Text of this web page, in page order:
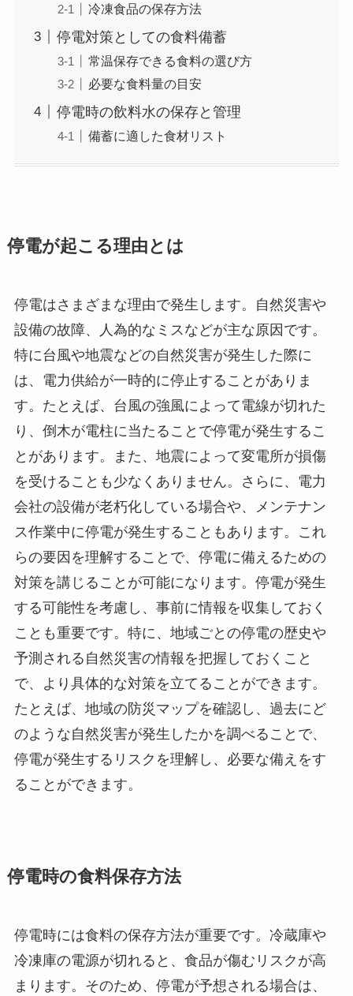
冷凍食品の保存方法
停電対策としての食料備蓄
常温保存できる食料の選び方
必要な食料量の目安
停電時の飲料水の保存と管理
備蓄に適した食材リスト
停電が起こる理由とは
停電はさまざまな理由で発生します。自然災害や
設備の故障、人為的なミスなどが主な原因です。
特に台風や地震などの自然災害が発生した際に
は、電力供給が一時的に停止することがありま
す。たとえば、台風の強風によって電線が切れた
り、倒木が電柱に当たることで停電が発生するこ
とがあります。また、地震によって変電所が損傷
を受けることも少なくありません。さらに、電力
会社の設備が老朽化している場合や、メンテナン
ス作業中に停電が発生することもあります。これ
らの要因を理解することで、停電に備えるための
対策を講じることが可能になります。停電が発生
する可能性を考慮し、事前に情報を収集しておく
ことも重要です。特に、地域ごとの停電の歴史や
予測される自然災害の情報を把握しておくこと
で、より具体的な対策を立てることができます。
たとえば、地域の防災マップを確認し、過去にど
のような自然災害が発生したかを調べることで、
停電が発生するリスクを理解し、必要な備えをす
ることができます。
停電時の食料保存方法
停電時には食料の保存方法が重要です。冷蔵庫や
冷凍庫の電源が切れると、食品が傷むリスクが高
まります。そのため、停電が予想される場合は、